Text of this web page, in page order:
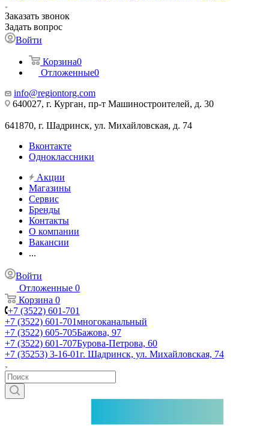
Заказать звонок
Задать вопрос
Войти
Корзина0
Отложенные0
info@regiontorg.com
640027, г. Курган, пр-т Машиностроителей, д. 30
641870, г. Шадринск, ул. Михайловская, д. 74
Вконтакте
Одноклассники
Акции
Магазины
Сервис
Бренды
Контакты
О компании
Вакансии
...
Войти
Отложенные 0
Корзина 0
+7 (3522) 601-701
+7 (3522) 601-701многоканальный
+7 (3522) 605-705Бажова, 97
+7 (3522) 601-707Бурова-Петрова, 60
+7 (35253) 3-16-01г. Шадринск, ул. Михайловская, 74